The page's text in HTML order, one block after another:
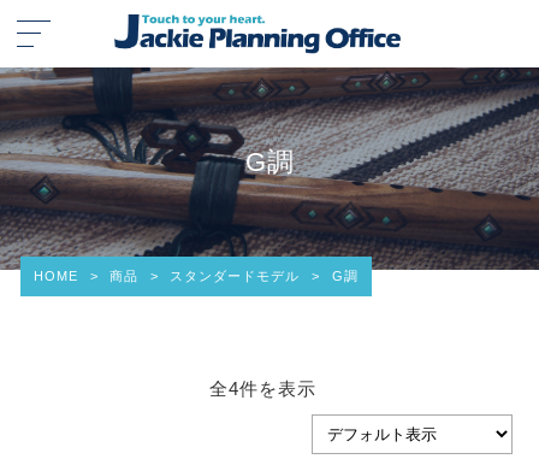
G調
HOME > 商品 > スタンダードモデル > G調
全4件を表示